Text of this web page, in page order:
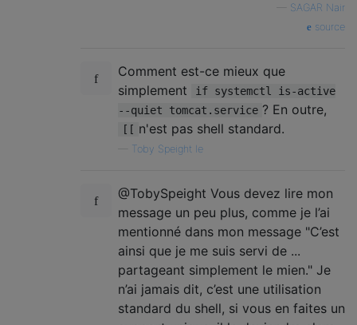
SAGAR Nair
source
Comment est-ce mieux que
simplement
if systemctl is-active
--quiet tomcat.service ? En outre,
[[ n'est pas shell standard.
Toby Speight le
@TobySpeight Vous devez lire mon
message un peu plus, comme je l’ai
mentionné dans mon message "C’est
ainsi que je me suis servi de ...
partageant simplement le mien." Je
n’ai jamais dit, c’est une utilisation
standard du shell, si vous en faites un